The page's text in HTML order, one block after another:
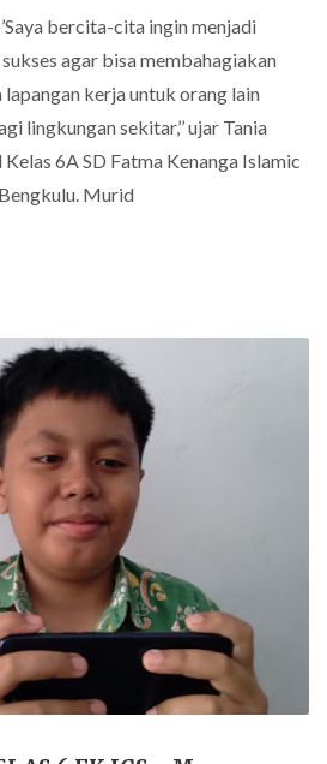
bercita-cita ingin menjadi
agar bisa membahagiakan
kerja untuk orang lain
lingkungan sekitar,’’ ujar Tania
6A SD Fatma Kenanga Islamic
Murid